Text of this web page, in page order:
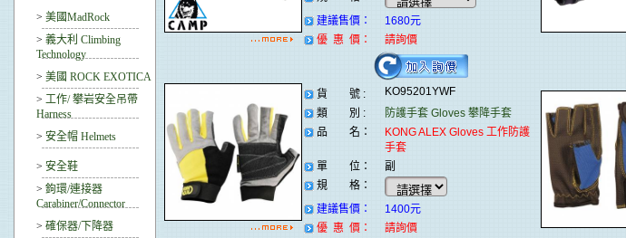
> 美國MadRock
> 義大利 Climbing
Technology
> 美國 ROCK EXOTICA
> 工作/ 攀岩安全吊帶
Harness
> 安全帽 Helmets
> 安全鞋
> 鉤環/連接器
Carabiner/Connector
> 確保器/下降器
建議售價：
1680元
優 惠 價：
請詢價
貨 號 :
KO95201YWF
類 別 :
防護手套 Gloves 攀降手套
品 名：
KONG ALEX Gloves 工作防護
手套
單 位：
副
規 格：
建議售價：
1400元
優 惠 價：
請詢價